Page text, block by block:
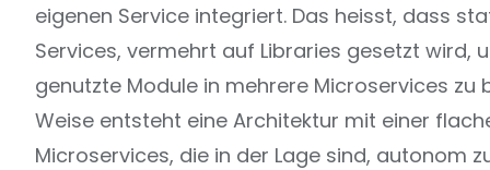
eigenen Service integriert. Das heisst, dass
Services, vermehrt auf Libraries gesetzt wird,
genutzte Module in mehrere Microservices zu
Weise entsteht eine Architektur mit einer
Microservices, die in der Lage sind, autonom